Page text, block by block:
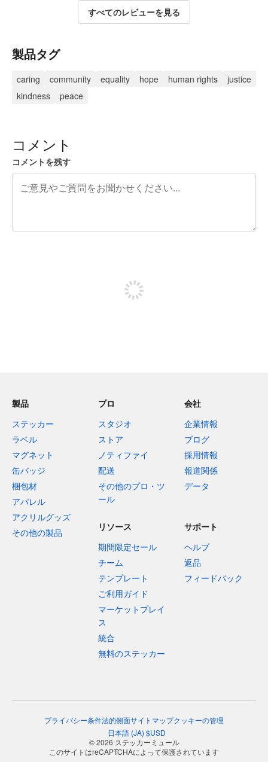
すべてのレビューを見る
製品タグ
caring community equality hope human rights
justice
kindness
peace
コメント
コメントを残す
製品
ステッカー
ラベル
マグネット
缶バッジ
梱包材
アパレル
アクリルグッズ
その他の製品
プロ
スタジオ
ストア
ノティファイ
配送
その他のプロ・ツ
ール
会社
企業情報
ブログ
採用情報
報道関係
データ
リソース
期間限定セール
チーム
テンプレート
ご利用ガイド
マーケットプレイ
ス
統合
無料のステッカー
サポート
ヘルプ
返品
フィードバック
プライバシー条件法的側面サイトマップクッキーの管理
日本語(JA) $USD
© 2026 ステッカーミュール
このサイトはreCAPTCHAによって保護されています